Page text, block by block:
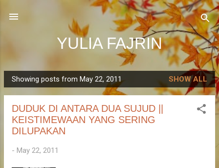
Skip to main content
YULIA FAJRIN
P
o
Showing posts from May 22, 2011 SHOW ALL
DUDUK DI ANTARA DUA SUJUD ||
KEISTIMEWAAN YANG SERING
DILUPAKAN
- May 22, 2011